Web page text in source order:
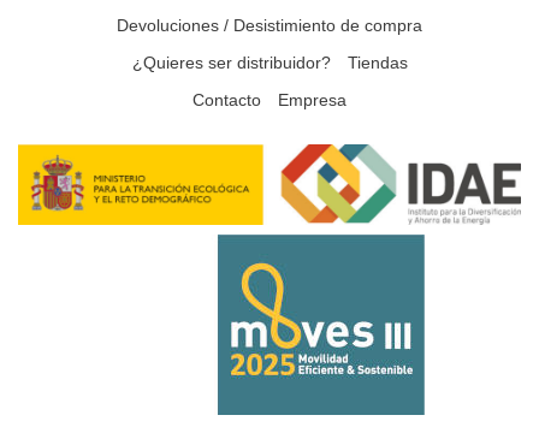
Devoluciones / Desistimiento de compra
¿Quieres ser distribuidor?
Tiendas
Contacto
Empresa